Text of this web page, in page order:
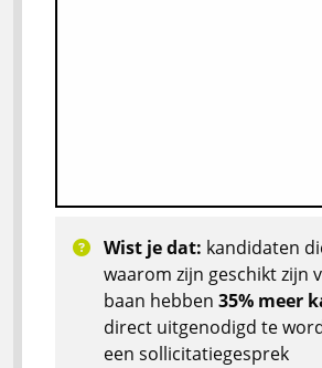
Wist je dat: kandidaten
waarom zijn geschikt zijn
baan hebben 35% meer
direct uitgenodigd te
een sollicitatiegesprek